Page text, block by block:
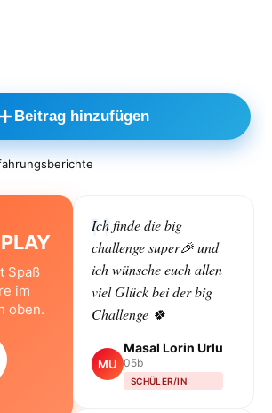
Beitrag hinzufügen
Spaß
im
oben.
Ich finde die big
challenge super🎉 und
ich wünsche euch allen
viel Glück bei der big
Challenge 🍀
MU
Masal Lorin Urlu
05b
SCHÜLER/IN